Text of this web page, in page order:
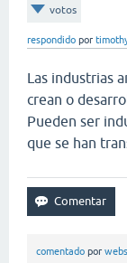
votos
respondido por
Las industrias
crean o
Pueden ser
que se han
comentado por